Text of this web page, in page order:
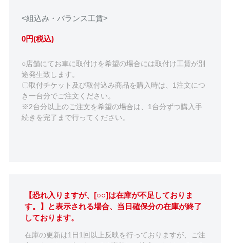
<組込み・バランス工賃>
0円(税込)
○店舗にてお車に取付けを希望の場合には取付け工賃が別
途発生致します。
〇取付チケット及び取付込み商品を購入時は、1注文につ
き一台分でご注文ください。
※2台分以上のご注文を希望の場合は、1台分ずつ購入手
続きを完了まで行ってください。
【恐れ入りますが、[○○]は在庫が不足しておりま
す。】と表示される場合、当日確保分の在庫が終了
しております。
在庫の更新は1日1回以上反映を行っておりますが、ご注